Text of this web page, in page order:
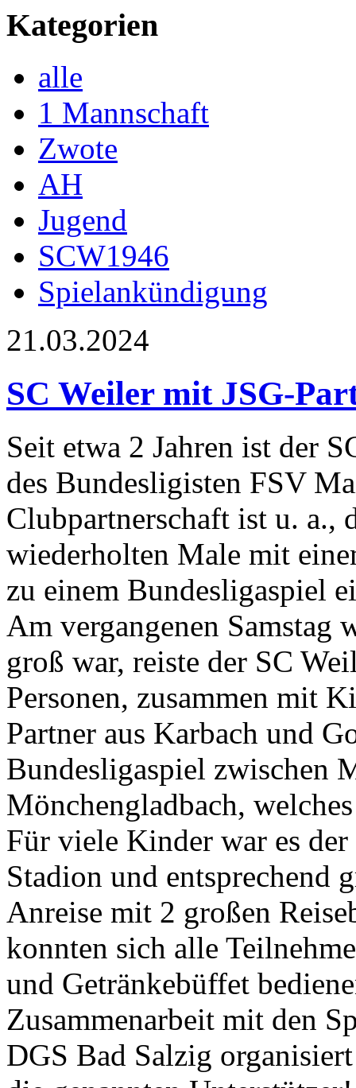
Kategorien
alle
1 Mannschaft
Zwote
AH
Jugend
SCW1946
Spielankündigung
21.03.2024
SC Weiler mit JSG-
Seit etwa 2 Jahren ist der
des Bundesligisten FSV
Clubpartnerschaft ist u. a.,
wiederholten Male mit
zu einem Bundesligaspiel
Am vergangenen Samstag
groß war, reiste der SC
Personen, zusammen mit
Partner aus Karbach und
Bundesligaspiel zwischen
Mönchengladbach,
Für viele Kinder war es
Stadion und entsprechend
Anreise mit 2 großen
konnten sich alle
und Getränkebüffet
Zusammenarbeit mit den
DGS Bad Salzig